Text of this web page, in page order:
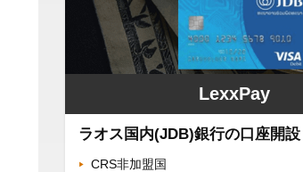
LexxPay
ラオス国内(JDB)銀行の口座開設
CRS非加盟国